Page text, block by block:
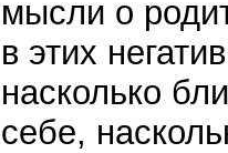
мысли о
в этих
насколько
себе,